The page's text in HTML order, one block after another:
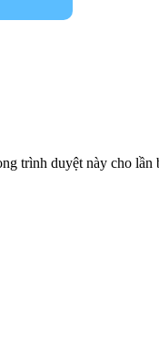
trình duyệt này cho lần